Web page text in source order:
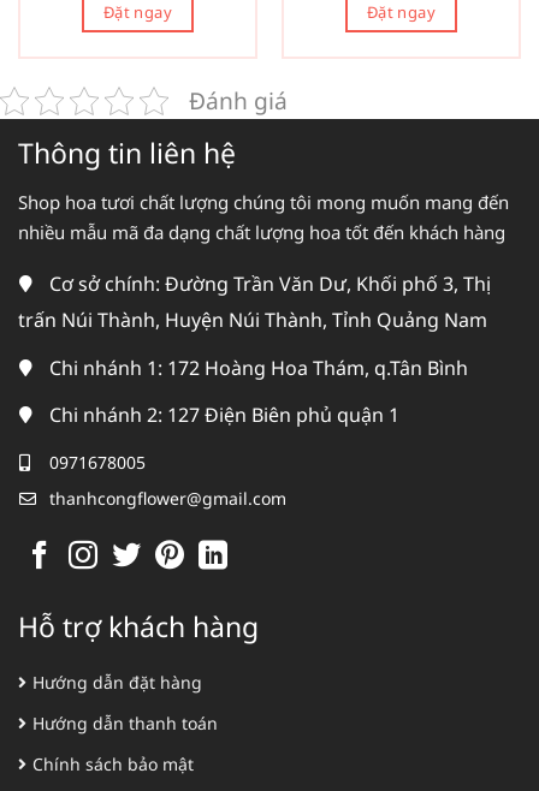
Đặt ngay Đặt ngay
Đánh giá
Thông tin liên hệ
Shop hoa tươi chất lượng chúng tôi mong muốn mang đến
nhiều mẫu mã đa dạng chất lượng hoa tốt đến khách hàng
Cơ sở chính: Đường Trần Văn Dư, Khối phố 3, Thị
trấn Núi Thành, Huyện Núi Thành, Tỉnh Quảng Nam
Chi nhánh 1: 172 Hoàng Hoa Thám, q.Tân Bình
Chi nhánh 2: 127 Điện Biên phủ quận 1
0971678005
thanhcongflower@gmail.com
Hỗ trợ khách hàng
Hướng dẫn đặt hàng
Hướng dẫn thanh toán
Chính sách bảo mật